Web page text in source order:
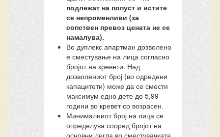
подлежат на попуст и истите
се непроменливи (за
сопствен превоз цената не се
намалува).
Во дуплекс апартман дозволено
е сместување на лица согласно
бројот на кревети. Над
дозволениот број (во одредени
капацитети) може да се смести
максимум едно дете до 5,99
години во кревет со возрасен.
Минималниот број на лица се
определува според бројот на
основни легла во сместувачката